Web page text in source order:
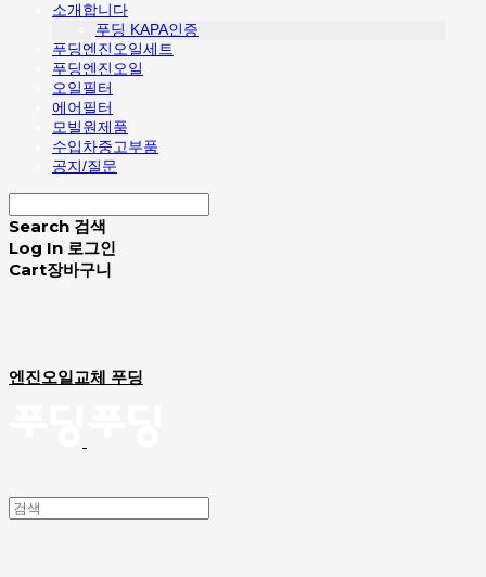
소개합니다
푸딩 KAPA인증
푸딩엔진오일세트
푸딩엔진오일
오일필터
에어필터
모빌원제품
수입차중고부품
공지/질문
Search 검색
Log In 로그인
Cart장바구니
엔진오일교체 푸딩